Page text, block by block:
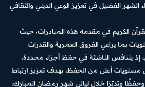
الشهر الفضيل في تعزيز الوعي الديني والثقافي
الكريم في مقدمة هذه المبادرات، حيث
بما يراعي الفروق العمرية والقدرات
إذ يتنافس الناشئة في حفظ أجزاء محددة،
مستويات أعلى من الحفظ، بهدف تعزيز ارتباط
وحفظًا وتدبّرًا خلال ليالي شهر رمضان المبارك.